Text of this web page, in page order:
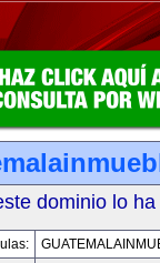
dominio lo